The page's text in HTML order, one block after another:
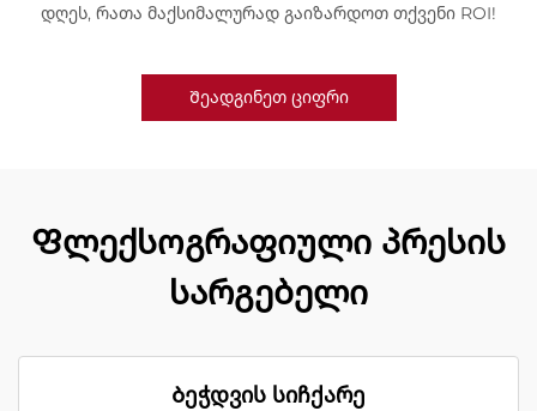
დღეს, რათა მაქსიმალურად გაიზარდოთ თქვენი ROI!
Შეადგინეთ ციფრი
Ფლექსოგრაფიული პრესის
სარგებელი
Ბეჭდვის სიჩქარე